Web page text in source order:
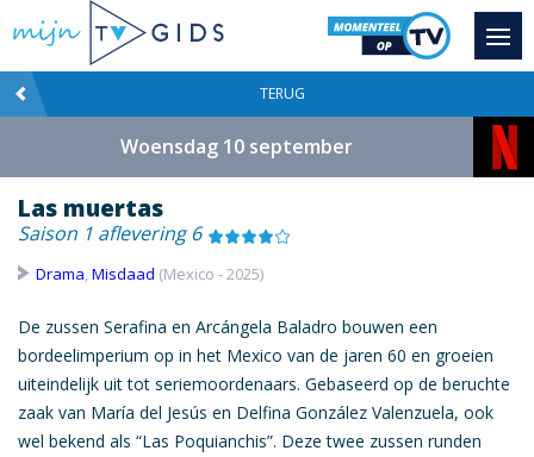
TERUG
Woensdag 10 september
Las muertas
Saison 1 aflevering 6
Drama,Misdaad (Mexico - 2025)
De zussen Serafina en Arcángela Baladro bouwen een
bordeelimperium op in het Mexico van de jaren 60 en groeien
uiteindelijk uit tot seriemoordenaars. Gebaseerd op de beruchte
zaak van María del Jesús en Delfina González Valenzuela, ook
wel bekend als “Las Poquianchis”. Deze twee zussen runden